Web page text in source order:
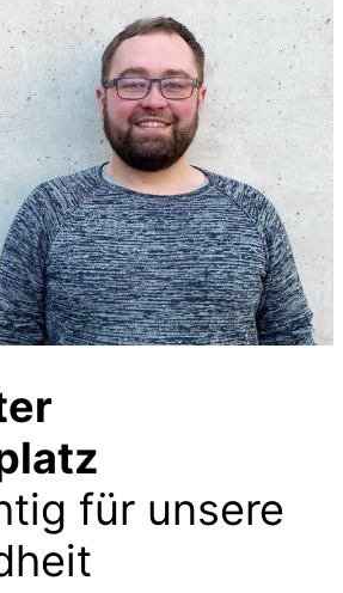
für unsere